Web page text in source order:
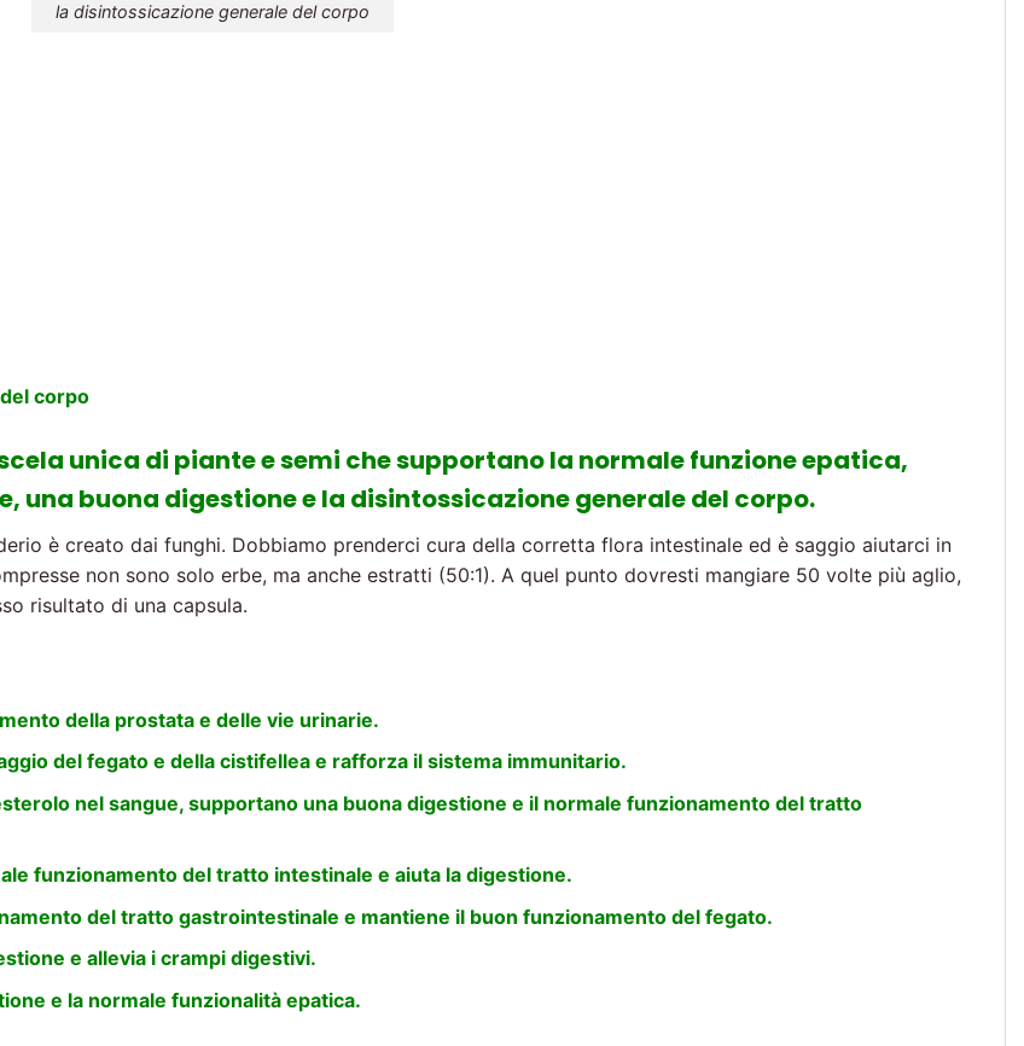
la disintossicazione generale del corpo
corpo
unica di piante e semi che supportano la normale funzione epatica,
una buona digestione e la disintossicazione generale del corpo.
è creato dai funghi. Dobbiamo prenderci cura della corretta flora intestinale ed è saggio aiutarci in
non sono solo erbe, ma anche estratti (50:1). A quel punto dovresti mangiare 50 volte più aglio,
risultato di una capsula.
della prostata e delle vie urinarie.
del fegato e della cistifellea e rafforza il sistema immunitario.
nel sangue, supportano una buona digestione e il normale funzionamento del tratto
funzionamento del tratto intestinale e aiuta la digestione.
del tratto gastrointestinale e mantiene il buon funzionamento del fegato.
e allevia i crampi digestivi.
e la normale funzionalità epatica.